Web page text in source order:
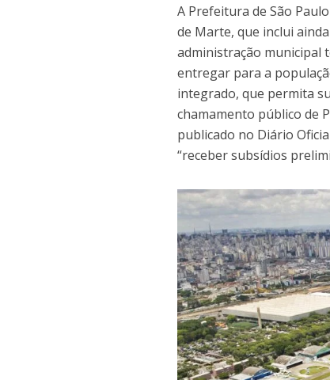
A Prefeitura de São
de Marte, que inclui
administração municipal
entregar para a
integrado, que permita
chamamento público de
publicado no Diário
“receber subsídios